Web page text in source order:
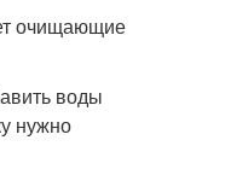
очищающие
воды
нужно